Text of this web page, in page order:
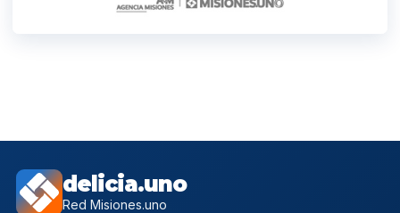
delicia.uno
Red Misiones.uno